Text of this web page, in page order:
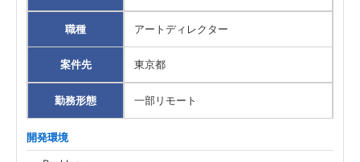
職種 アートディレクター
案件先 東京都
勤務形態 一部リモート
開発環境